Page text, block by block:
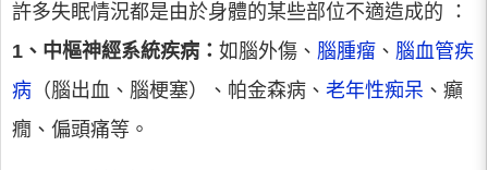
許多失眠情況都是由於身體的某些部位不適造成的 ：
1、中樞神經系統疾病： 如腦外傷、 腦腫瘤 、 腦血管疾
病 （腦出血、腦梗塞）、帕金森病、 老年性痴呆 、癲
癇、偏頭痛等。